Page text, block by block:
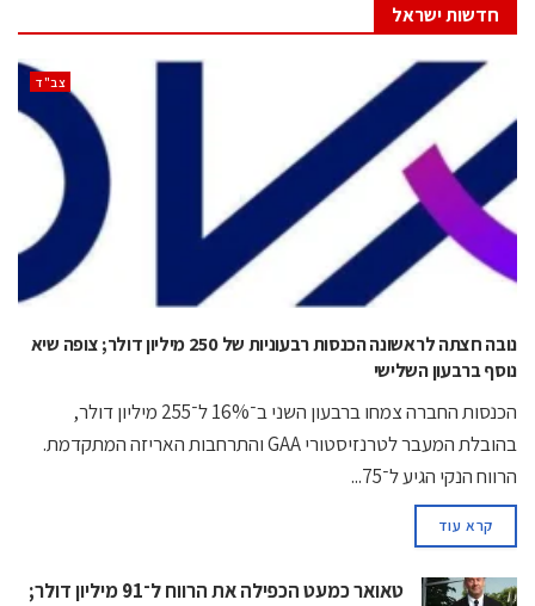
חדשות ישראל
‫צב"ד‬
נובה חצתה לראשונה הכנסות רבעוניות של 250 מיליון דולר; צופה שיא
נוסף ברבעון השלישי
הכנסות החברה צמחו ברבעון השני ב־16% ל־255 מיליון דולר,
בהובלת המעבר לטרנזיסטורי GAA והתרחבות האריזה המתקדמת.
הרווח הנקי הגיע ל־75...
קרא עוד
טאואר כמעט הכפילה את הרווח ל־91 מיליון דולר;